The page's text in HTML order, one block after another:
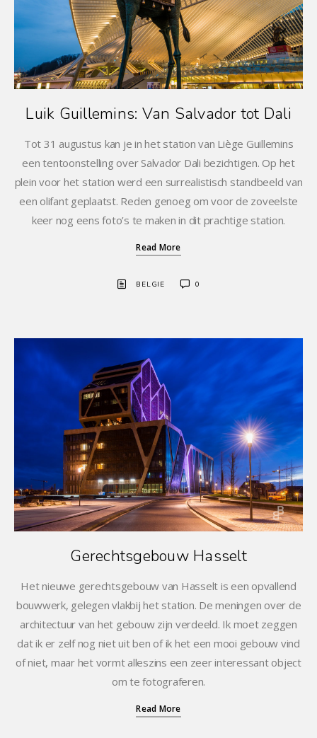
Luik Guillemins: Van Salvador tot Dali
Tot 31 augustus kan je in het station van Liège Guillemins
een tentoonstelling over Salvador Dali bezichtigen. Op het
plein voor het station werd een surrealistisch standbeeld van
een olifant geplaatst. Reden genoeg om voor de zoveelste
keer nog eens foto’s te maken in dit prachtige station.
Read More
BELGIE 0
Gerechtsgebouw Hasselt
Het nieuwe gerechtsgebouw van Hasselt is een opvallend
bouwwerk, gelegen vlakbij het station. De meningen over de
architectuur van het gebouw zijn verdeeld. Ik moet zeggen
dat ik er zelf nog niet uit ben of ik het een mooi gebouw vind
of niet, maar het vormt alleszins een zeer interessant object
om te fotograferen.
Read More